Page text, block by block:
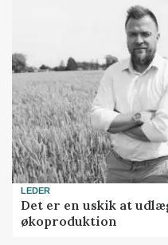
LEDER
Det er en uskik at
økoproduktion